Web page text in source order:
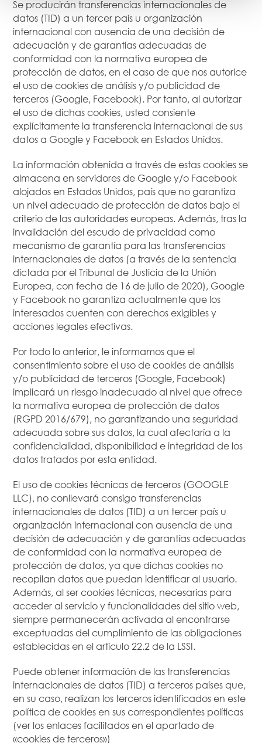
Se producirán transferencias internacionales de
datos (TID) a un tercer país u organización
internacional con ausencia de una decisión de
adecuación y de garantías adecuadas de
conformidad con la normativa europea de
protección de datos, en el caso de que nos autorice
el uso de cookies de análisis y/o publicidad de
terceros (Google, Facebook). Por tanto, al autorizar
el uso de dichas cookies, usted consiente
explícitamente la transferencia internacional de sus
datos a Google y Facebook en Estados Unidos.
La información obtenida a través de estas cookies se
almacena en servidores de Google y/o Facebook
alojados en Estados Unidos, país que no garantiza
un nivel adecuado de protección de datos bajo el
criterio de las autoridades europeas. Además, tras la
invalidación del escudo de privacidad como
mecanismo de garantía para las transferencias
internacionales de datos (a través de la sentencia
dictada por el Tribunal de Justicia de la Unión
Europea, con fecha de 16 de julio de 2020), Google
y Facebook no garantiza actualmente que los
interesados cuenten con derechos exigibles y
acciones legales efectivas.
Por todo lo anterior, le informamos que el
consentimiento sobre el uso de cookies de análisis
y/o publicidad de terceros (Google, Facebook)
implicará un riesgo inadecuado al nivel que ofrece
la normativa europea de protección de datos
(RGPD 2016/679), no garantizando una seguridad
adecuada sobre sus datos, la cual afectaría a la
confidencialidad, disponibilidad e integridad de los
datos tratados por esta entidad.
El uso de cookies técnicas de terceros (GOOGLE
LLC), no conllevará consigo transferencias
internacionales de datos (TID) a un tercer país u
organización internacional con ausencia de una
decisión de adecuación y de garantías adecuadas
de conformidad con la normativa europea de
protección de datos, ya que dichas cookies no
recopilan datos que puedan identificar al usuario.
Además, al ser cookies técnicas, necesarias para
acceder al servicio y funcionalidades del sitio web,
siempre permanecerán activada al encontrarse
exceptuadas del cumplimiento de las obligaciones
establecidas en el artículo 22.2 de la LSSI.
Puede obtener información de las transferencias
internacionales de datos (TID) a terceros países que,
en su caso, realizan los terceros identificados en este
política de cookies en sus correspondientes políticas
(ver los enlaces facilitados en el apartado de
«cookies de terceros»)